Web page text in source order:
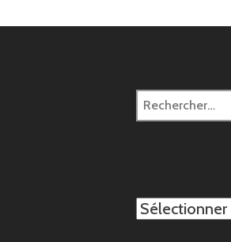
Rechercher :
Catégories